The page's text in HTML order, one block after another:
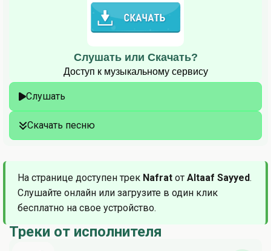
Слушать или Скачать?
Доступ к музыкальному сервису
Слушать
Скачать песню
На странице доступен трек Nafrat от Altaaf Sayyed.
Слушайте онлайн или загрузите в один клик
бесплатно на свое устройство.
Треки от исполнителя